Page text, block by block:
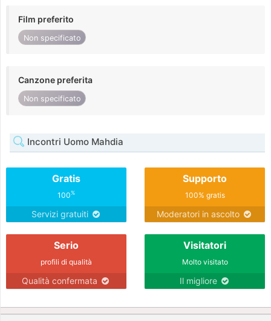
Film preferito
Non specificato
Canzone preferita
Non specificato
Incontri Uomo Mahdia
Gratis
100%
Servizi gratuiti
Supporto
100% gratis
Moderatori in ascolto
Serio
profili di qualità
Qualità confermata
Visitatori
Molto visitato
Il migliore